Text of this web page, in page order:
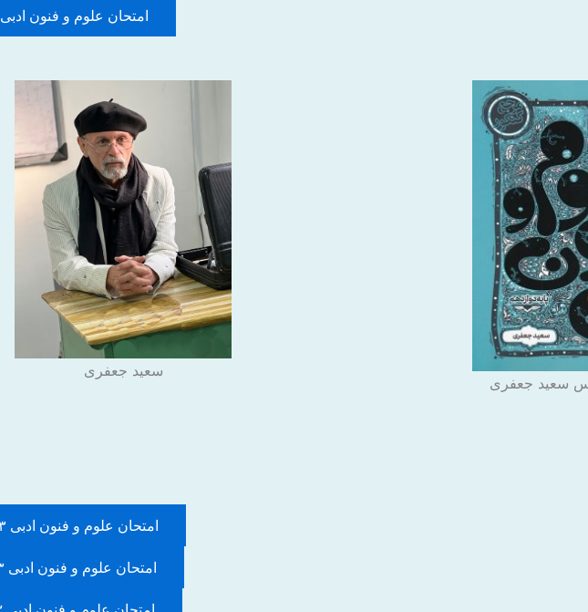
امتحان علوم و فنون ادبی۳ دی ماه؛ پی دی اف
سعید جعفری
امتحان علوم و فنون ادبی ۳ / دشوار / واژه پرداز
امتحان علوم و فنون ادبی ۳ / دشوار/ پی دی اف